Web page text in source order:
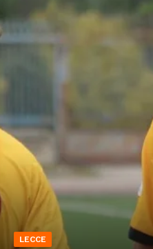
LECCE